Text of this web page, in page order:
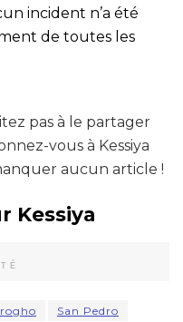
incident n’a été
de toutes les
pas à le partager
vous à Kessiya
aucun article !
Kessiya
San Pedro